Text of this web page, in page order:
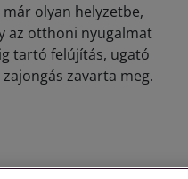
olyan helyzetbe,
az otthoni nyugalmat
tartó felújítás, ugató
zavarta meg.